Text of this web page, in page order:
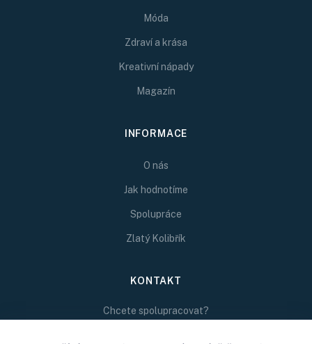
Móda
Zdraví a krása
Kreativní nápady
Magazín
INFORMACE
O nás
Jak hodnotíme
Spolupráce
Zlatý Kolibřík
KONTAKT
Chcete spolupracovat?